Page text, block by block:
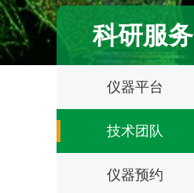
科研服务
仪器平台
技术团队
仪器预约